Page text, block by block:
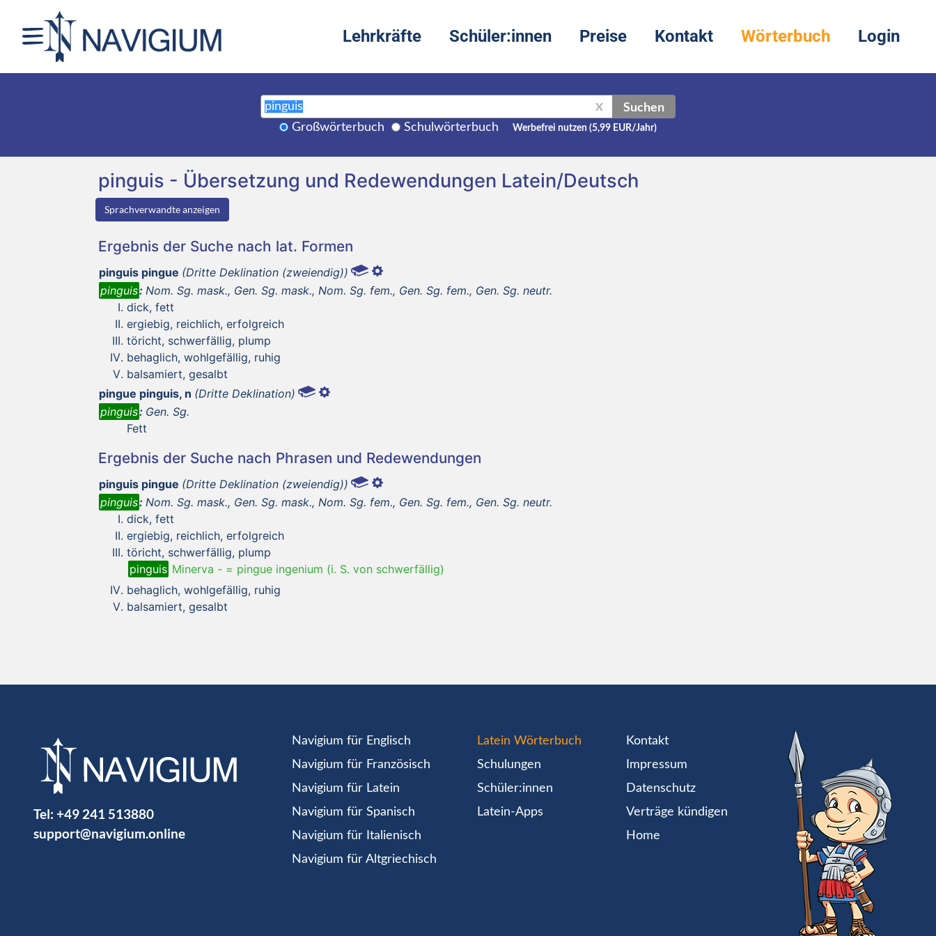
Lehrkräfte Schüler:innen Preise Kontakt Wörterbuch Login
X Suchen
Großwörterbuch Schulwörterbuch Werbefrei nutzen (5,99 EUR/Jahr)
pinguis - Übersetzung und Redewendungen Latein/Deutsch
Sprachverwandte anzeigen
Ergebnis der Suche nach lat. Formen
pinguis pingue (Dritte Deklination (zweiendig))
pinguis: Nom. Sg. mask., Gen. Sg. mask., Nom. Sg. fem., Gen. Sg. fem., Gen. Sg. neutr.
dick, fett
ergiebig, reichlich, erfolgreich
töricht, schwerfällig, plump
behaglich, wohlgefällig, ruhig
balsamiert, gesalbt
pingue pinguis, n (Dritte Deklination)
pinguis: Gen. Sg.
Fett
Ergebnis der Suche nach Phrasen und Redewendungen
pinguis pingue (Dritte Deklination (zweiendig))
pinguis: Nom. Sg. mask., Gen. Sg. mask., Nom. Sg. fem., Gen. Sg. fem., Gen. Sg. neutr.
dick, fett
ergiebig, reichlich, erfolgreich
töricht, schwerfällig, plump
pinguis Minerva - = pingue ingenium (i. S. von schwerfällig)
behaglich, wohlgefällig, ruhig
balsamiert, gesalbt
Tel: +49 241 513880
support@navigium.online
Navigium für Englisch
Navigium für Französisch
Navigium für Latein
Navigium für Spanisch
Navigium für Italienisch
Navigium für Altgriechisch
Latein Wörterbuch
Schulungen
Schüler:innen
Latein-Apps
Kontakt
Impressum
Datenschutz
Verträge kündigen
Home